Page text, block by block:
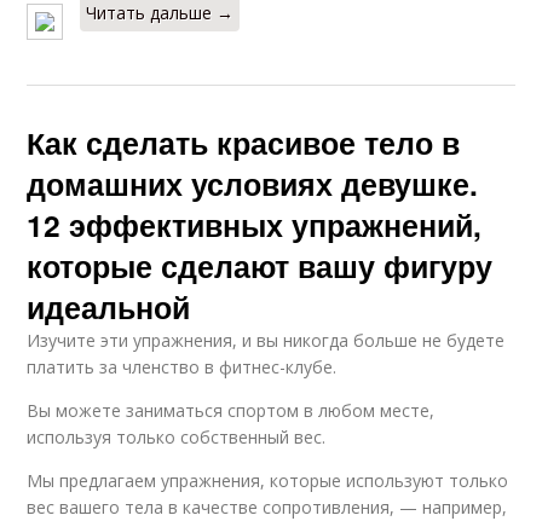
Читать дальше →
Как сделать красивое тело в
домашних условиях девушке.
12 эффективных упражнений,
которые сделают вашу фигуру
идеальной
Изучите эти упражнения, и вы никогда больше не будете
платить за членство в фитнес-клубе.
Вы можете заниматься спортом в любом месте,
используя только собственный вес.
Мы предлагаем упражнения, которые используют только
вес вашего тела в качестве сопротивления, — например,